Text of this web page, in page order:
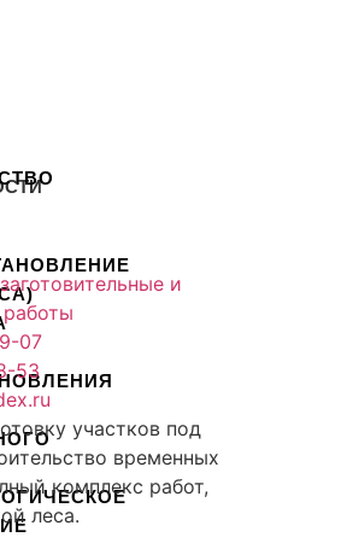
07
53
участков под
временных
комплекс работ,
леса.